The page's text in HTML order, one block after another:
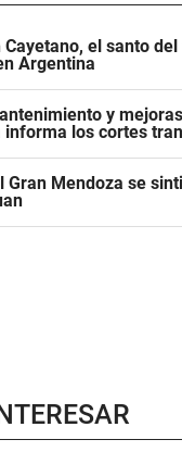
el santo
Argentina
y
informa los cortes
Gran Mendoza se